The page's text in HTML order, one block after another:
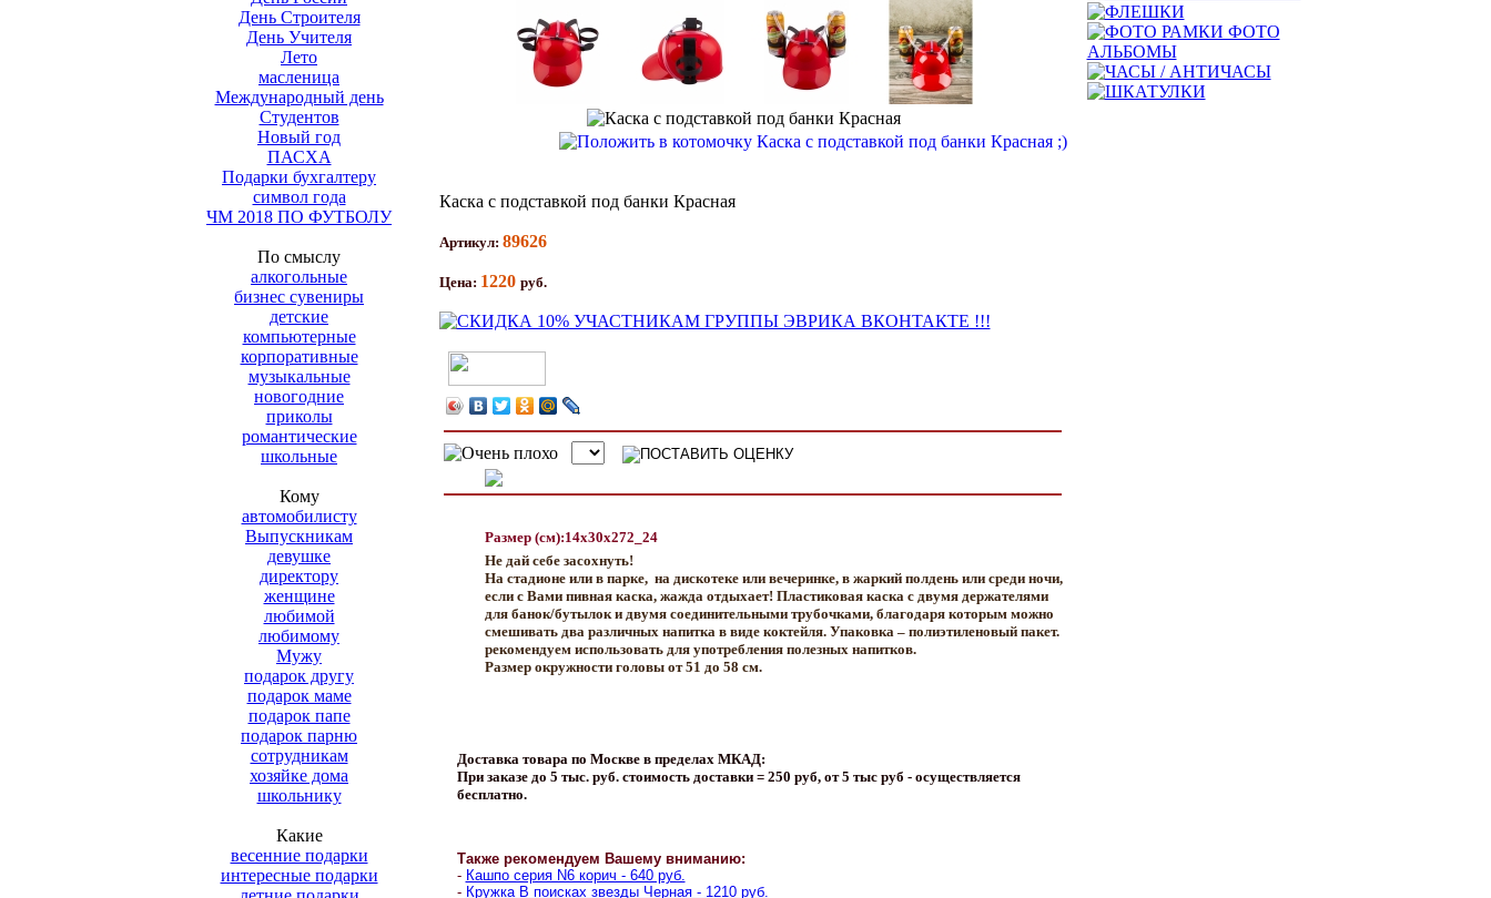
День Строителя
День Учителя
Лето
масленица
Международный день
Студентов
Новый год
ПАСХА
Подарки бухгалтеру
символ года
ЧМ 2018 ПО ФУТБОЛУ
По смыслу
алкогольные
бизнес сувениры
детские
компьютерные
корпоративные
музыкальные
новогодние
приколы
романтические
школьные
Кому
автомобилисту
Выпускникам
девушке
директору
женщине
любимой
любимому
Мужу
подарок другу
подарок маме
подарок папе
подарок парню
сотрудникам
хозяйке дома
школьнику
Какие
весенние подарки
интересные подарки
Каска с подставкой под банки Красная
Артикул: 89626
Цена: 1220 руб.
Размер (см):14x30x272_24
Не дай себе засохнуть!
На стадионе или в парке, на дискотеке или вечеринке, в жаркий полдень или среди ночи,
если с Вами пивная каска, жажда отдыхает! Пластиковая каска с двумя держателями
для банок/бутылок и двумя соединительными трубочками, благодаря которым можно
смешивать два различных напитка в виде коктейля. Упаковка – полиэтиленовый пакет.
рекомендуем использовать для употребления полезных напитков.
Размер окружности головы от 51 до 58 см.
Доставка товара по Москве в пределах МКАД:
При заказе до 5 тыс. руб. стоимость доставки = 250 руб, от 5 тыс руб - осуществляется
бесплатно.
Также рекомендуем Вашему вниманию:
- Кашпо серия N6 корич - 640 руб.
- Кружка В поисках звезды Черная - 1210 руб.